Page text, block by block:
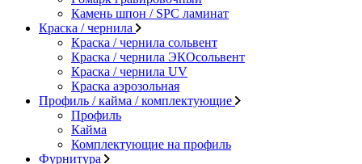
Камень шпон / SPC ламинат
Краска / чернила
Краска / чернила сольвент
Краска / чернила ЭКОсольвент
Краска / чернила UV
Краска аэрозольная
Профиль / кайма / комплектующие
Профиль
Кайма
Комплектующие на профиль
Фурнитура